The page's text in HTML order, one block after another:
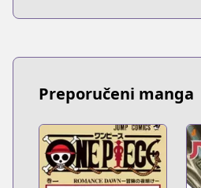
Preporučeni manga